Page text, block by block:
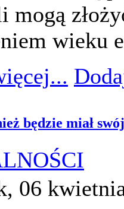
mogą
wieku
będzie miał
06